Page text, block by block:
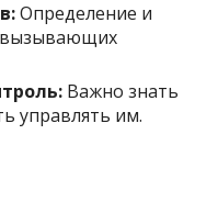
Определение и
вызывающих
Важно знать
управлять им.